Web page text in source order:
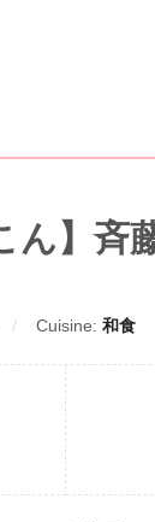
ん】斉
Cuisine: 和食